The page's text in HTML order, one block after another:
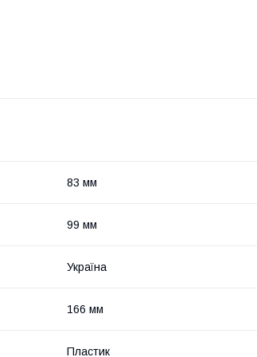
83 мм
99 мм
Україна
166 мм
Пластик